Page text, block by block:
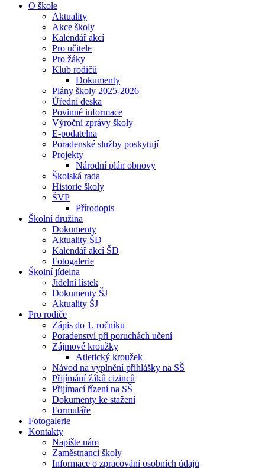
O škole
Aktuality
Akce školy
Kalendář akcí
Pro učitele
Pro žáky
Klub rodičů
Dokumenty
Plány školy 2025-2026
Úřední deska
Povinné informace
Výroční zprávy školy
E-podatelna
Poradenské služby poskytují
Projekty
Národní plán obnovy
Školská rada
Historie školy
ŠVP
Přírodopis
Školní družina
Dokumenty
Aktuality ŠD
Kalendář akcí ŠD
Fotogalerie
Školní jídelna
Jídelní lístek
Dokumenty ŠJ
Aktuality ŠJ
Pro rodiče
Zápis do 1. ročníku
Poradenství při poruchách učení
Zájmové kroužky
Atletický kroužek
Návod na vyplnění přihlášky na SŠ
Přijímání žáků cizinců
Přijímací řízení na SŠ
Dokumenty ke stažení
Formuláře
Fotogalerie
Kontakty
Napište nám
Zaměstnanci školy
Informace o zpracování osobních údajů